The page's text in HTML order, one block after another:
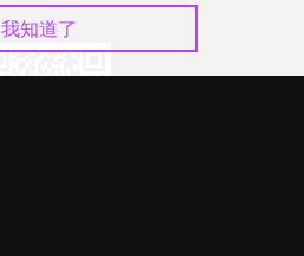
我知道了